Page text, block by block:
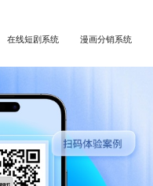
在线短剧系统 漫画分销系统